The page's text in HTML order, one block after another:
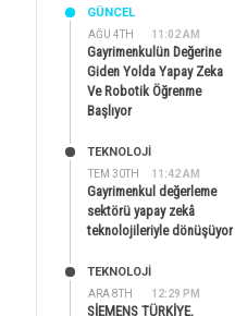
AĞU 4TH 11:02 AM
GÜNCEL
Gayrimenkulün Değerine
Giden Yolda Yapay Zeka
Ve Robotik Öğrenme
Başlıyor
TEM 30TH 11:42 AM
TEKNOLOJİ
Gayrimenkul değerleme
sektörü yapay zekâ
teknolojileriyle dönüşüyor
ARA 8TH 12:29 PM
TEKNOLOJİ
SİEMENS TÜRKİYE,